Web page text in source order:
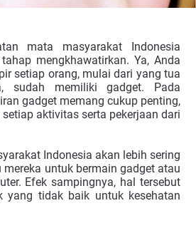
mata masyarakat Indonesia
mengkhawatirkan. Ya, Anda
setiap orang, mulai dari yang tua
sudah memiliki gadget. Pada
gadget memang cukup penting,
aktivitas serta pekerjaan dari
Indonesia akan lebih sering
untuk bermain gadget atau
Efek sampingnya, hal tersebut
yang tidak baik untuk kesehatan